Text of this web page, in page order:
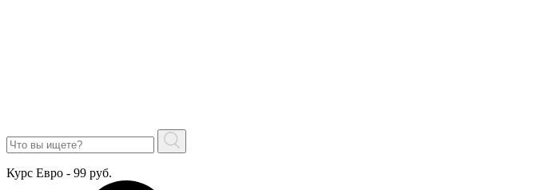
Курс Евро - 99 руб.